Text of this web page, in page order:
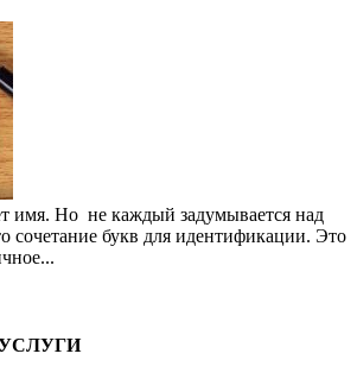
имя. Но не каждый задумывается над
сочетание букв для идентификации. Это